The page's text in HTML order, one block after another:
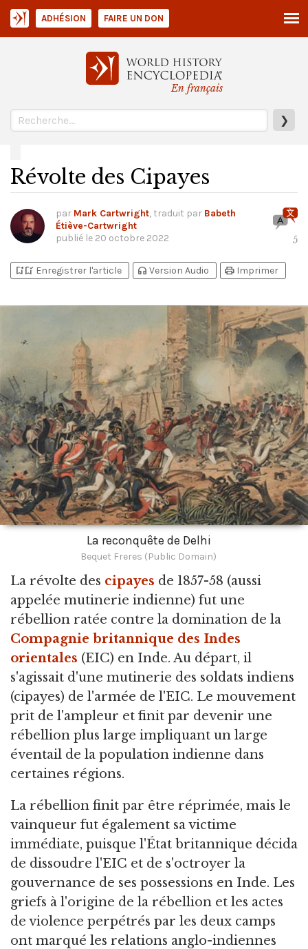
En français
❯
ADHÉSION FAIRE UN DON
Révolte des Cipayes
par Mark Cartwright, traduit par Babeth
Étiève-Cartwright
publié le 20 octobre 2022 5
bookmark_addbookmark_added Enregistrer l'article headphones Version Audio print Imprimer
La reconquête de Delhi
Bequet Freres (Public Domain)
La révolte des cipayes de 1857-58 (aussi
appelée mutinerie indienne) fut une
rébellion ratée contre la domination de la
Compagnie britannique des Indes
orientales (EIC) en Inde. Au départ, il
s'agissait d'une mutinerie des soldats indiens
(cipayes) de l'armée de l'EIC. Le mouvement
prit de l'ampleur et finit par devenir une
rébellion plus large impliquant un large
éventail de la population indienne dans
certaines régions.
La rébellion finit par être réprimée, mais le
vainqueur fut également sa victime
immédiate, puisque l'État britannique décida
de dissoudre l'EIC et de s'octroyer la
gouvernance de ses possessions en Inde. Les
griefs à l'origine de la rébellion et les actes
de violence perpétrés par les deux camps
ont marqué les relations anglo-indiennes